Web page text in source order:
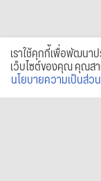
เราใช้คุกกี้เพื่อพัฒนา
เว็บไซต์ของคุณ คุณส
นโยบายความเป็นส่ว